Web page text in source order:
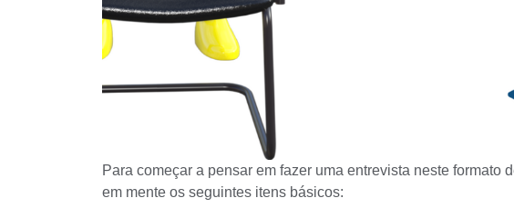
Para começar a pensar em fazer uma entrevista neste formato
em mente os seguintes itens básicos: